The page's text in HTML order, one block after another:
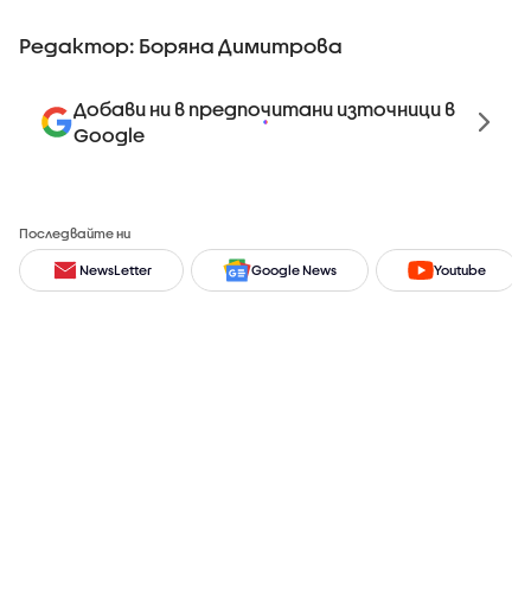
Редактор: Боряна Димитрова
Добави ни в предпочитани източници в
Google
Последвайте ни
NewsLetter Google News Youtube